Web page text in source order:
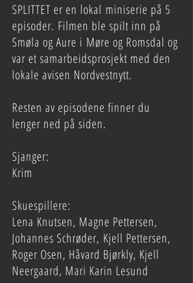
SPLITTET er en lokal miniserie på 5
episoder. Filmen ble spilt inn på
Smøla og Aure i Møre og Romsdal og
var et samarbeidsprosjekt med den
lokale avisen Nordvestnytt.
Resten av episodene finner du
lenger ned på siden.
Sjanger:
Krim
Skuespillere:
Lena Knutsen, Magne Pettersen,
Johannes Schrøder, Kjell Pettersen,
Roger Osen, Håvard Bjørkly, Kjell
Neergaard, Mari Karin Lesund